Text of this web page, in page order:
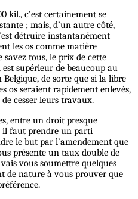
kil., c’est certainement se
; mais, d’un autre côté,
détruire instantanément
les os comme matière
savez tous, le prix de cette
supérieur de beaucoup au
de sorte que si la libre
os seraient rapidement enlevés,
cesser leurs travaux.
entre un droit presque
faut prendre un parti
le but par l’amendement que
présente un taux double de
vous soumettre quelques
de nature à vous prouver que